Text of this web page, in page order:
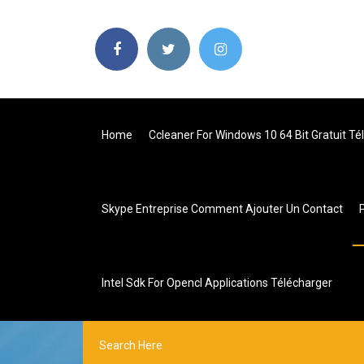
Home Ccleaner For Windows 10 64 Bit Gratuit
Skype Entreprise Comment Ajouter Un Contact
Intel Sdk For Opencl Applications Télécharger